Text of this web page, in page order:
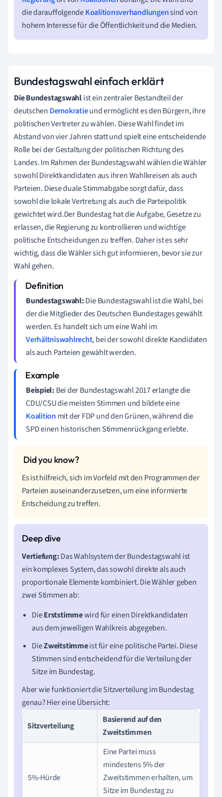
die darauffolgendeKoalitionsverhandlungensind von
hohem Interesse für die Öffentlichkeit und die Medien.
Bundestagswahl einfach erklärt
Die Bundestagswahlist ein zentraler Bestandteil der
deutschen Demokratieund ermöglicht es den Bürgern, ihre
politischen Vertreter zu wählen. Diese Wahl findet im
Abstand von vier Jahren statt und spielt eine entscheidende
Rolle bei der Gestaltung der politischen Richtung des
Landes. Im Rahmen der Bundestagswahl wählen die Wähler
sowohl Direktkandidaten aus ihren Wahlkreisen als auch
Parteien. Diese duale Stimmabgabe sorgt dafür, dass
sowohl die lokale Vertretung als auch die Parteipolitik
gewichtet wird.Der Bundestag hat die Aufgabe, Gesetze zu
erlassen, die Regierung zu kontrollieren und wichtige
politische Entscheidungen zu treffen. Daher ist es sehr
wichtig, dass die Wähler sich gut informieren, bevor sie zur
Wahl gehen.
Bundestagswahl:Die Bundestagswahl ist die Wahl, bei
der die Mitglieder des Deutschen Bundestages gewählt
werden. Es handelt sich um eine Wahl im
Verhältniswahlrecht, bei der sowohl direkte Kandidaten
als auch Parteien gewählt werden.
Beispiel: Bei der Bundestagswahl 2017 erlangte die
CDU/CSU die meisten Stimmen und bildete eine
Koalition mit der FDP und den Grünen, während die
SPD einen historischen Stimmenrückgang erlebte.
Es ist hilfreich, sich im Vorfeld mit den Programmen der
Parteien auseinanderzusetzen, um eine informierte
Entscheidung zu treffen.
Vertiefung:Das Wahlsystem der Bundestagswahl ist
ein komplexes System, das sowohl direkte als auch
proportionale Elemente kombiniert. Die Wähler geben
zwei Stimmen ab:
DieErststimmewird für einen Direktkandidaten
aus dem jeweiligen Wahlkreis abgegeben.
DieZweitstimmeist für eine politische Partei. Diese
Stimmen sind entscheidend für die Verteilung der
Sitze im Bundestag.
Aber wie funktioniert die Sitzverteilung im Bundestag
genau? Hier eine Übersicht:
Sitzverteilung
Basierend auf den
Zweitstimmen
5%-Hürde
Eine Partei muss
mindestens 5% der
Zweitstimmen erhalten, um
Sitze im Bundestag zu